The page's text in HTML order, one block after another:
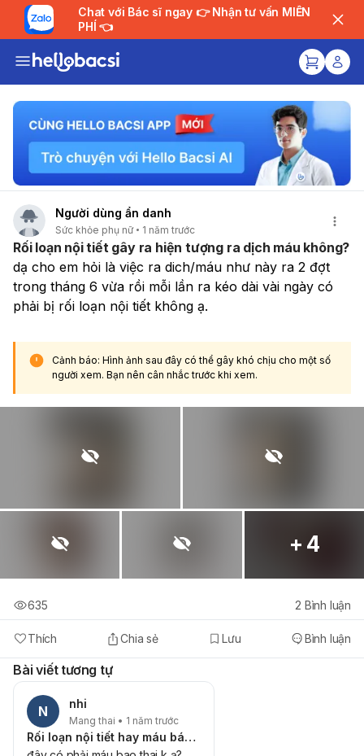
Chat với Bác sĩ ngay 👉 Nhận tư vấn MIỄN
PHÍ 👈
Người dùng ẩn danh
Sức khỏe phụ nữ 1 năm trước
Rối loạn nội tiết gây ra hiện tượng ra dịch máu không?
dạ cho em hỏi là việc ra dich/máu như này ra 2 đợt
trong tháng 6 vừa rồi mỗi lần ra kéo dài vài ngày có
phải bị rối loạn nội tiết không ạ.
Cảnh báo: Hình ảnh sau đây có thể gây khó chịu cho một số
người xem. Bạn nên cân nhắc trước khi xem.
+ 4
Thích Chia sẻ Lưu Bình luận
635 2 Bình luận
Bài viết tương tự
N nhi
Mang thai • 1 năm trước
Rối loạn nội tiết hay máu báo thai sau quan hệ?